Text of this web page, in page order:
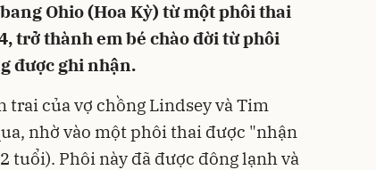
Ohio (Hoa Kỳ) từ một phôi thai
trở thành em bé chào đời từ phôi
được ghi nhận.
trai của vợ chồng Lindsey và Tim
nhờ vào một phôi thai được "nhận
tuổi). Phôi này đã được đông lạnh và